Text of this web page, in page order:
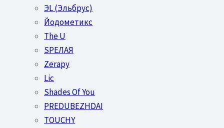
ЭL (Эльбрус)
Йодометикс
The U
SPEЛАЯ
Zerapy
Lic
Shades Of You
PREDUBEZHDAI
TOUCHY